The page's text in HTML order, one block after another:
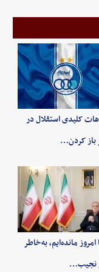
کلیدی استقلال در
باز کردن…
امروز مانده‌ایم، به‌خاطر
نجیب…